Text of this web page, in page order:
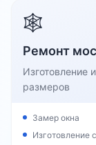
🕸️
Ремонт
Изготовление
размеров
Замер окна
Изготовление